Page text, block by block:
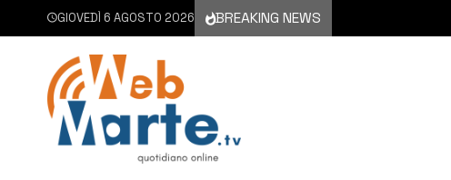
GIOVEDÌ 6 AGOSTO 2026 BREAKING NEWS